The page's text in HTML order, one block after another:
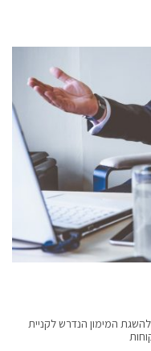
המימון הנדרש לקניית